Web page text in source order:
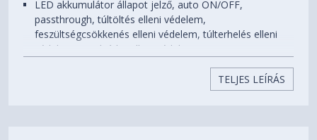
LED akkumulátor állapot jelző, auto ON/OFF,
passthrough, túltöltés elleni védelem,
feszültségcsökkenés elleni védelem, túlterhelés elleni
védelem, rövidzárlat elleni védelem
TELJES LEÍRÁS